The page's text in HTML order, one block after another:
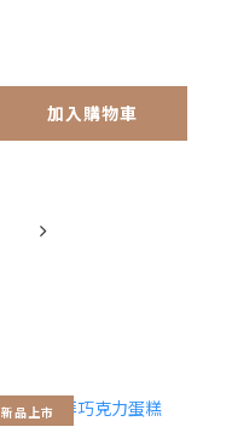
加入購物車
新品上市